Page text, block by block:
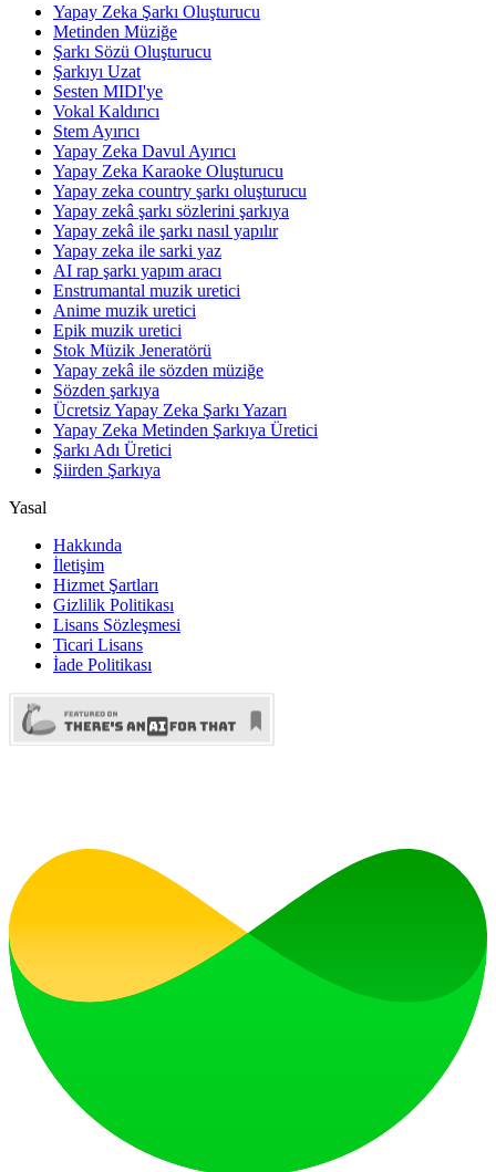
Yapay Zeka Şarkı Oluşturucu
Metinden Müziğe
Şarkı Sözü Oluşturucu
Şarkıyı Uzat
Sesten MIDI'ye
Vokal Kaldırıcı
Stem Ayırıcı
Yapay Zeka Davul Ayırıcı
Yapay Zeka Karaoke Oluşturucu
Yapay zeka country şarkı oluşturucu
Yapay zekâ şarkı sözlerini şarkıya
Yapay zekâ ile şarkı nasıl yapılır
Yapay zeka ile sarki yaz
AI rap şarkı yapım aracı
Enstrumantal muzik uretici
Anime muzik uretici
Epik muzik uretici
Stok Müzik Jeneratörü
Yapay zekâ ile sözden müziğe
Sözden şarkıya
Ücretsiz Yapay Zeka Şarkı Yazarı
Yapay Zeka Metinden Şarkıya Üretici
Şarkı Adı Üretici
Şiirden Şarkıya
Yasal
Hakkında
İletişim
Hizmet Şartları
Gizlilik Politikası
Lisans Sözleşmesi
Ticari Lisans
İade Politikası